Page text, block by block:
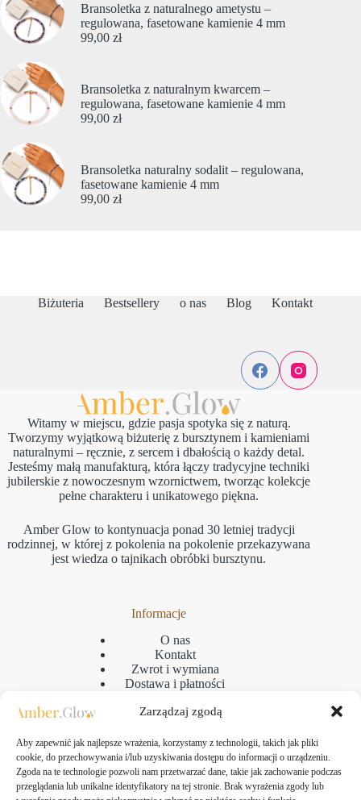
Zarządzaj zgodą
Aby zapewnić jak najlepsze wrażenia, korzystamy z technologii, takich jak pliki
cookie, do przechowywania i/lub uzyskiwania dostępu do informacji o urządzeniu.
Zgoda na te technologie pozwoli nam przetwarzać dane, takie jak zachowanie podczas
przeglądania lub unikalne identyfikatory na tej stronie. Brak wyrażenia zgody lub
Bransoletka z naturalnego ametystu –
regulowana, fasetowane kamienie 4 mm
99,00 zł
Bransoletka z naturalnym kwarcem –
regulowana, fasetowane kamienie 4 mm
99,00 zł
Bransoletka naturalny sodalit – regulowana,
fasetowane kamienie 4 mm
99,00 zł
Biżuteria Bestsellery o nas Blog Kontakt
Witamy w miejscu, gdzie pasja spotyka się z naturą.
Tworzymy wyjątkową biżuterię z bursztynem i kamieniami
naturalnymi – ręcznie, z sercem i dbałością o każdy detal.
Jesteśmy małą manufakturą, która łączy tradycyjne techniki
jubilerskie z nowoczesnym wzornictwem, tworząc kolekcje
pełne charakteru i unikatowego piękna.
Amber Glow to kontynuacja ponad 30 letniej tradycji
rodzinnej, w której z pokolenia na pokolenie przekazywana
jest wiedza o tajnikach obróbki bursztynu.
Informacje
O nas
Kontakt
Zwrot i wymiana
Dostawa i płatności
Regulamin
GPSR
Polityka plikow cookies